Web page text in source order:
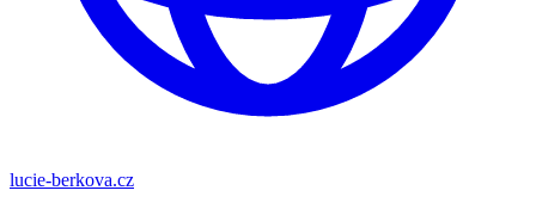
lucie-berkova.cz